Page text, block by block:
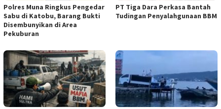
Polres Muna Ringkus Pengedar
Sabu di Katobu, Barang Bukti
Disembunyikan di Area
Pekuburan
PT Tiga Dara Perkasa Bantah
Tudingan Penyalahgunaan BBM